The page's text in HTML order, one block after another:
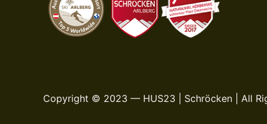
Copyright © 2023 — HUS23 | Schröcken | All